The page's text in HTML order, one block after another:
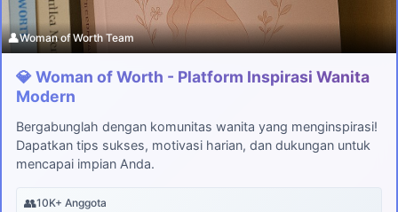
👤Woman of Worth Team
💎 Woman of Worth - Platform Inspirasi Wanita
Modern
Bergabunglah dengan komunitas wanita yang menginspirasi!
Dapatkan tips sukses, motivasi harian, dan dukungan untuk
mencapai impian Anda.
👥10K+ Anggota